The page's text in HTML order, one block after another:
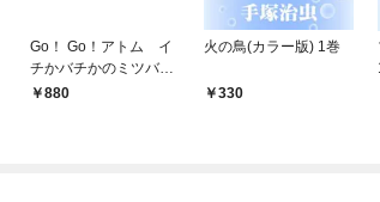
Go！ Go！アトム イ
チかバチかのミツバチ
ミッション
880
火の鳥(カラー版) 1巻
330